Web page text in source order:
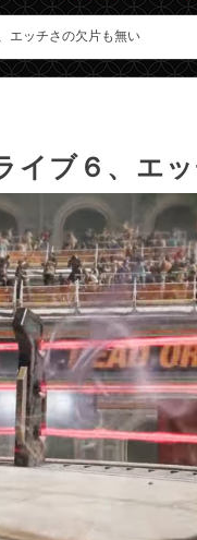
エッチさの欠片も無い
イブ６、エ